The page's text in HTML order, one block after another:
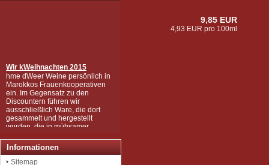
9,85 EUR
4,93 EUR pro 100ml
hme dWeer Weine persönlich in
Marokkos Frauenkooperativen
ein. Im Gegensatz zu den
Discountern führen wir
ausschließlich Ware, die dort
gesammelt und hergestellt
wurden, die in mühsamer
Handarbeit zu den wertvollen
Produkten wurden, wie Sie sie
bei uns kaufen können.
Wir sind zudem von der EU als
Importeur zugelassen und
Informationen
Sitemap